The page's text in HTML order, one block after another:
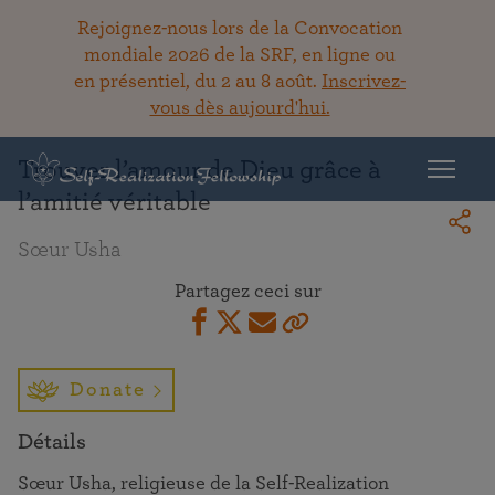
Rejoignez-nous lors de la Convocation
mondiale 2026 de la SRF, en ligne ou
en présentiel, du 2 au 8 août. Inscrivez-
vous dès aujourd'hui.
Retour à la bibliothèque
Trouver l’amour de Dieu grâce à
l’amitié véritable
Sœur Usha
Partagez ceci sur
Donate
Détails
Sœur Usha, religieuse de la Self-Realization